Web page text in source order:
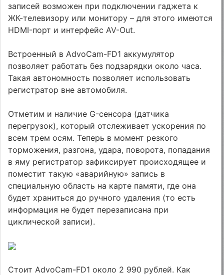
записей возможен при подключении гаджета к
ЖК-телевизору или монитору – для этого имеются
HDMI-порт и интерфейс AV-Out.
Встроенный в AdvoCam-FD1 аккумулятор
позволяет работать без подзарядки около часа.
Такая автономность позволяет использовать
регистратор вне автомобиля.
Отметим и наличие G-сенсора (датчика
перегрузок), который отслеживает ускорения по
всем трем осям. Теперь в момент резкого
торможения, разгона, удара, поворота, попадания
в яму регистратор зафиксирует происходящее и
поместит такую «аварийную» запись в
специальную область на карте памяти, где она
будет храниться до ручного удаления (то есть
информация не будет перезаписана при
циклической записи).
Стоит AdvoCam-FD1 около 2 990 рублей. Как